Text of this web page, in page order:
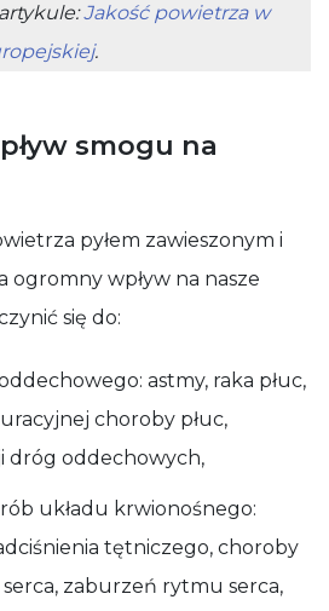
Jakość powietrza w
.
smogu na
pyłem zawieszonym i
ogromny wpływ na nasze
się do:
astmy, raka płuc,
choroby płuc,
dróg oddechowych,
układu krwionośnego:
tętniczego, choroby
zaburzeń rytmu serca,